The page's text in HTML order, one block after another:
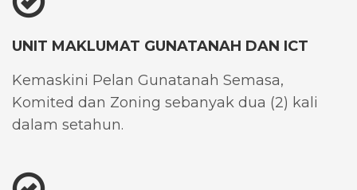
UNIT MAKLUMAT GUNATANAH DAN ICT
Kemaskini Pelan Gunatanah Semasa,
Komited dan Zoning sebanyak dua (2) kali
dalam setahun.